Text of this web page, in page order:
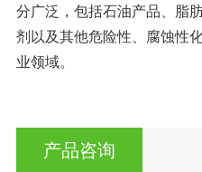
分广泛，包括石油产品、脂
剂以及其他危险性、腐蚀性
业领域。
产品咨询